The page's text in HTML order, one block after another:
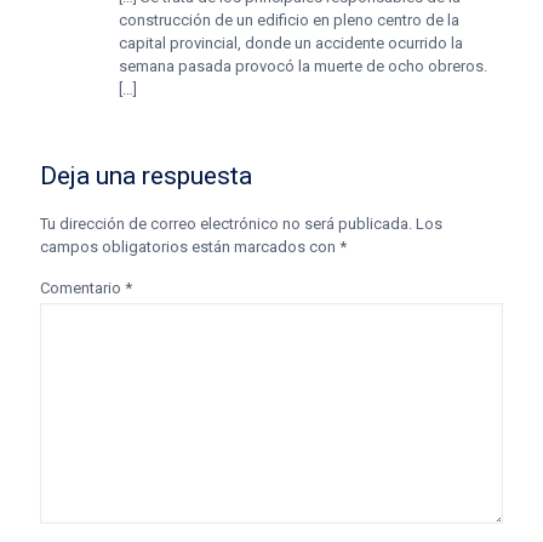
construcción de un edificio en pleno centro de la
capital provincial, donde un accidente ocurrido la
semana pasada provocó la muerte de ocho obreros.
[…]
Deja una respuesta
Tu dirección de correo electrónico no será publicada. Los
campos obligatorios están marcados con *
Comentario *